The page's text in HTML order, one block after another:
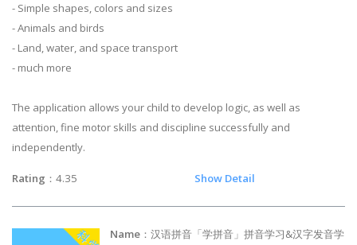
- Simple shapes, colors and sizes
- Animals and birds
- Land, water, and space transport
- much more
The application allows your child to develop logic, as well as
attention, fine motor skills and discipline successfully and
independently.
Rating ：4.35 Show Detail
Name ：汉语拼音「学拼音」拼音学习&汉字发音学